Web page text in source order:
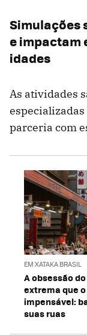
Simulações
e impactam
idades
As atividades
parceria com
EM XATAKA BRASIL
A obsessão
extrema que
impensável:
suas ruas